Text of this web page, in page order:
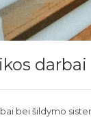
darbai
bei šildymo